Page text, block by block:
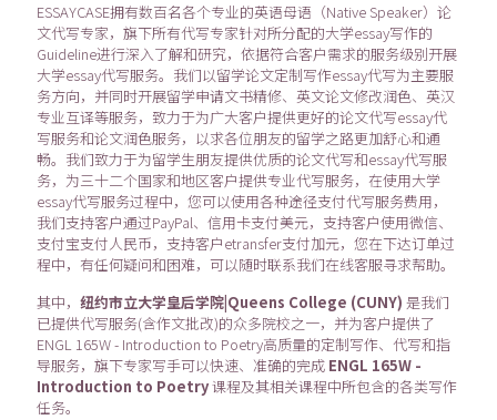
ESSAYCASE拥有数百名各个专业的英语母语（Native Speaker）论
文代写专家，旗下所有代写专家针对所分配的大学essay写作的
Guideline进行深入了解和研究，依据符合客户需求的服务级别开展
大学essay代写服务。我们以留学论文定制写作essay代写为主要服
务方向，并同时开展留学申请文书精修、英文论文修改润色、英汉
专业互译等服务，致力于为广大客户提供更好的论文代写essay代
写服务和论文润色服务，以求各位朋友的留学之路更加舒心和通
畅。我们致力于为留学生朋友提供优质的论文代写和essay代写服
务，为三十二个国家和地区客户提供专业代写服务，在使用大学
essay代写服务过程中，您可以使用各种途径支付代写服务费用，
我们支持客户通过PayPal、信用卡支付美元，支持客户使用微信、
支付宝支付人民币，支持客户etransfer支付加元，您在下达订单过
程中，有任何疑问和困难，可以随时联系我们在线客服寻求帮助。
其中， 纽约市立大学皇后学院|Queens College (CUNY) 是我们
已提供代写服务(含作文批改)的众多院校之一，并为客户提供了
ENGL 165W - Introduction to Poetry高质量的定制写作、代写和指
导服务，旗下专家写手可以快速、准确的完成 ENGL 165W -
Introduction to Poetry课程及其相关课程中所包含的各类写作
任务。